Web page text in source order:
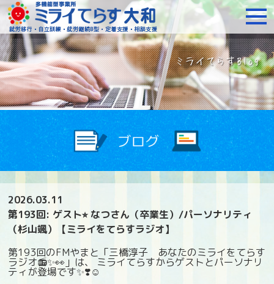
障がいをお持ちの方へ
2026.03.11
第193回: ゲスト⭐︎ なつさん（卒業生）/パーソナリティ
（杉山颯）【ミライをてらすラジオ】
第193回のFMやまと「三橋淳子 あなたのミライをてらす
ラジオ📻✨👀」は、 ミライてらすからゲストとパーソナリ
ティが登場です✨❣️☺️